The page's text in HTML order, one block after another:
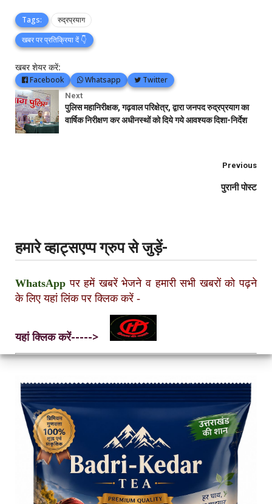
Tags:
रुद्रप्रयाग
खबर पर प्रतिक्रिया दें 👇
खबर शेयर करें:
Facebook Whatsapp Twitter
Next
पुलिस महानिरीक्षक, गढ़वाल परिक्षेत्र, द्वारा जनपद रुद्रप्रयाग का
वार्षिक निरीक्षण कर अधीनस्थों को दिये गये आवश्यक दिशा-निर्देश
Previous
पुरानी पोस्ट
हमारे व्हाट्सएप्प ग्रुप से जुड़ें-
WhatsApp पर हमें खबरें भेजने व हमारी सभी खबरों को पढ़ने
के लिए यहां लिंक पर क्लिक करें -
यहां क्लिक करें----->